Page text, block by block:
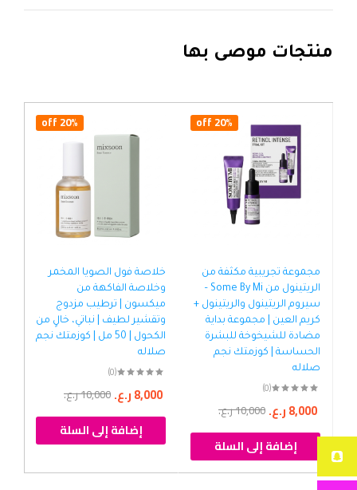
منتجات موصى بها
20% off
مجموعة تجريبية مكثفة من
الريتينول من Some By Mi –
سيروم الريتينول والريتينول +
كريم العين | مجموعة بداية
مضادة للشيخوخة للبشرة
الحساسة | كوزمتك نجم
صلاله
(0)
10,000ر.ع. 8,000ر.ع.
إضافة إلى السلة
20% off
خلاصة فول الصويا المخمر
وخلاصة الفاكهة من
ميكسون | ترطيب مزدوج
وتقشير لطيف | نباتي، خالٍ من
الكحول | 50 مل | كوزمتك نجم
صلاله
(0)
10,000ر.ع. 8,000ر.ع.
إضافة إلى السلة